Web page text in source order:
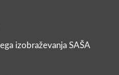
izobraževanja SAŠA